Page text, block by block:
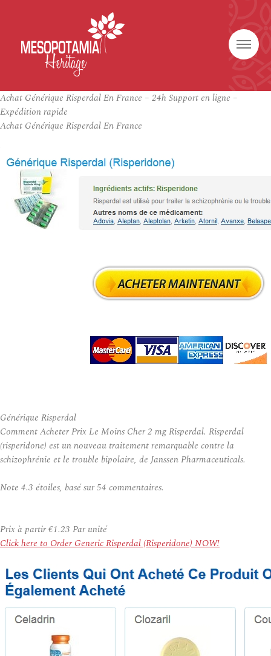
Achat Générique Risperdal En France – 24h Support en ligne –
Expédition rapide
Achat Générique Risperdal En France
Générique Risperdal
Comment Acheter Prix Le Moins Cher 2 mg Risperdal. Risperdal
(risperidone) est un nouveau traitement remarquable contre la
schizophrénie et le trouble bipolaire, de Janssen Pharmaceuticals.
Note 4.3 étoiles, basé sur54 commentaires.
Prix à partir€1.23 Par unité
Click here to Order Generic Risperdal (Risperidone) NOW!